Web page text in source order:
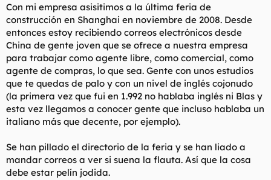
Con mi empresa asisitimos a la última feria de
construcción en Shanghai en noviembre de 2008. Desde
entonces estoy recibiendo correos electrónicos desde
China de gente joven que se ofrece a nuestra empresa
para trabajar como agente libre, como comercial, como
agente de compras, lo que sea. Gente con unos estudios
que te quedas de palo y con un nivel de inglés cojonudo
(la primera vez que fui en 1.992 no hablaba inglés ni Blas y
esta vez llegamos a conocer gente que incluso hablaba un
italiano más que decente, por ejemplo).
Se han pillado el directorio de la feria y se han liado a
mandar correos a ver si suena la flauta. Así que la cosa
debe estar pelín jodida.